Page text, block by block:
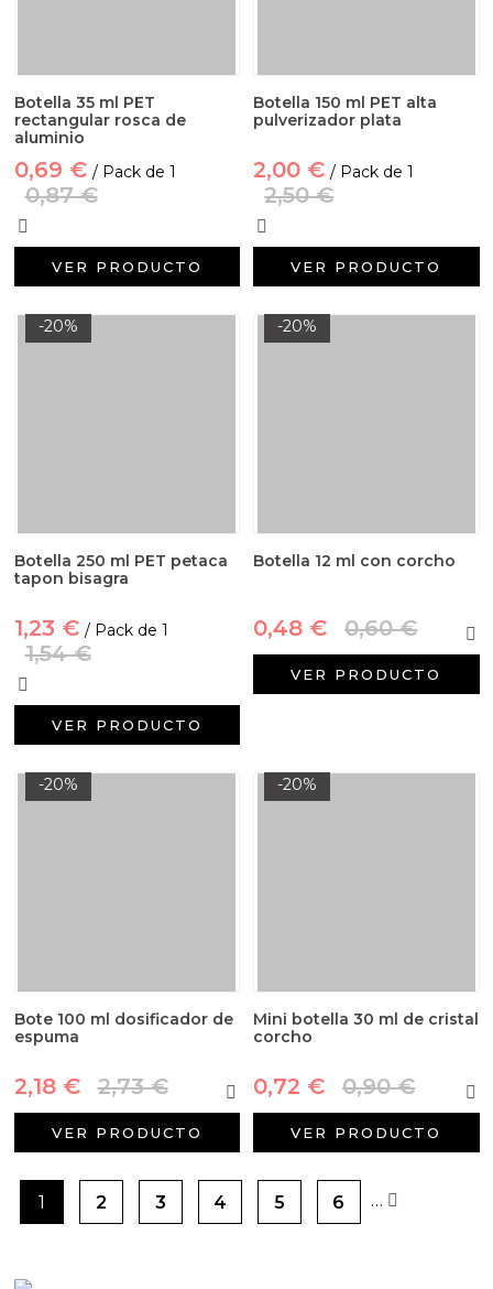
Botella 35 ml PET
rectangular rosca de
aluminio
0,69 € / Pack de 1
0,87 €
VER PRODUCTO
Botella 150 ml PET alta
pulverizador plata
2,00 € / Pack de 1
2,50 €
VER PRODUCTO
-20%
Botella 250 ml PET petaca
tapon bisagra
1,23 € / Pack de 1
1,54 €
VER PRODUCTO
-20%
Botella 12 ml con corcho
0,48 € 0,60 €
VER PRODUCTO
-20%
Bote 100 ml dosificador de
espuma
2,18 € 2,73 €
VER PRODUCTO
-20%
Mini botella 30 ml de cristal
corcho
0,72 € 0,90 €
VER PRODUCTO
1 2 3 4 5 6 …